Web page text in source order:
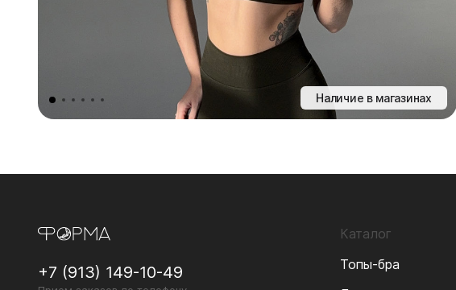
Наличие в магазинах
+7 (913) 149-10-49
Каталог
Топы-бра